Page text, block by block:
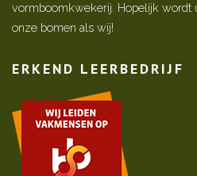
vormboomkwekerij. Hopelijk wordt
onze bomen als wij!
ERKEND LEERBEDRIJF